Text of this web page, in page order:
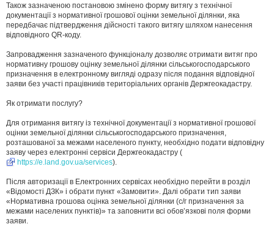
Також зазначеною постановою змінено форму витягу з технічної
документації з нормативної грошової оцінки земельної ділянки, яка
передбачає підтвердження дійсності такого витягу шляхом нанесення
відповідного QR-коду.
Запровадження зазначеного функціоналу дозволяє отримати витяг про
нормативну грошову оцінку земельної ділянки сільськогосподарського
призначення в електронному вигляді одразу після подання відповідної
заяви без участі працівників територіальних органів Держгеокадастру.
Як отримати послугу?
Для отримання витягу із технічної документації з нормативної грошової
оцінки земельної ділянки сільськогосподарського призначення,
розташованої за межами населеного пункту, необхідно подати відповідну
заяву через електронні сервіси Держгеокадастру (
https://e.land.gov.ua/services).
Після авторизації в Електронних сервісах необхідно перейти в розділ
«Відомості ДЗК» і обрати пункт «Замовити». Далі обрати тип заяви
«Нормативна грошова оцінка земельної ділянки (с/г призначення за
межами населених пунктів)» та заповнити всі обов’язкові поля форми
заяви.